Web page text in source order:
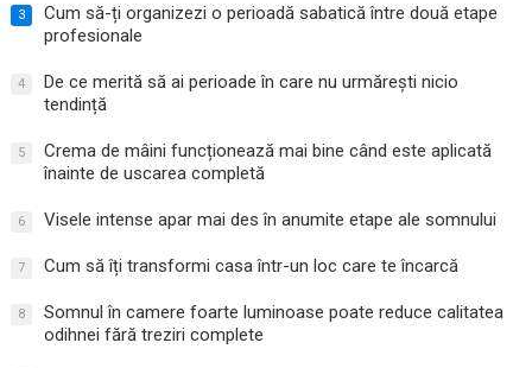
3
Cum să-ți organizezi o perioadă sabatică între două etape
profesionale
4
De ce merită să ai perioade în care nu urmărești nicio
tendință
5
Crema de mâini funcționează mai bine când este aplicată
înainte de uscarea completă
6 Visele intense apar mai des în anumite etape ale somnului
7 Cum să îți transformi casa într-un loc care te încarcă
8
Somnul în camere foarte luminoase poate reduce calitatea
odihnei fără treziri complete